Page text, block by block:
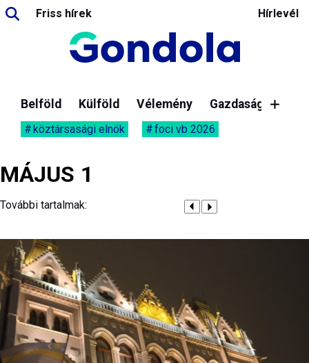
Friss hírek Hírlevél
Belföld Külföld Vélemény Gazdaság
köztársasági elnök foci vb 2026
MÁJUS 1
További tartalmak: